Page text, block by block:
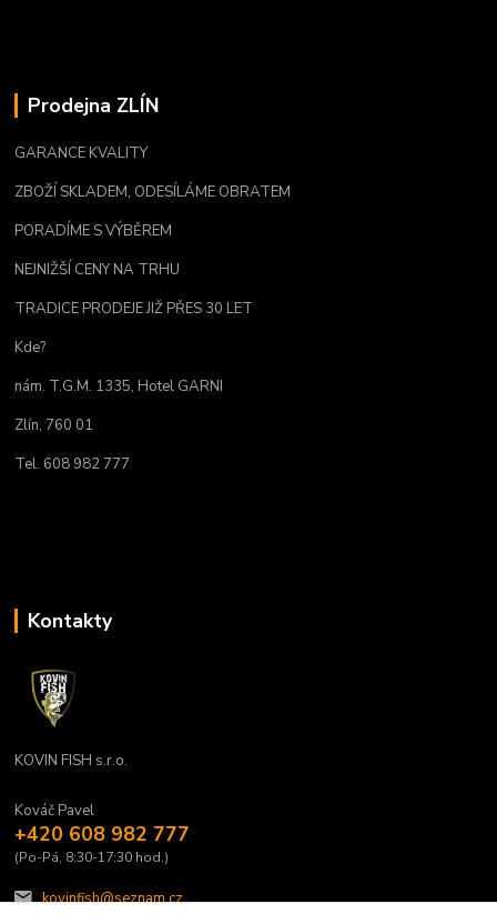
Prodejna ZLÍN
GARANCE KVALITY
ZBOŽÍ SKLADEM, ODESÍLÁME OBRATEM
PORADÍME S VÝBĚREM
NEJNIŽŠÍ CENY NA TRHU
TRADICE PRODEJE JIŽ PŘES 30 LET
Kde?
nám. T.G.M. 1335, Hotel GARNI
Zlín, 760 01
Tel. 608 982 777
Kontakty
KOVIN FISH s.r.o.
Kováč Pavel
+420 608 982 777
(Po-Pá, 8:30-17:30 hod.)
kovinfish@seznam.cz